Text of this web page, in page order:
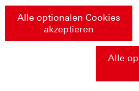
Alle optionalen Cookies
akzeptieren
Alle